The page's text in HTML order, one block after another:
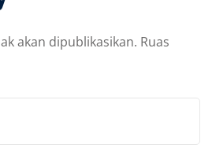
akan dipublikasikan. Ruas